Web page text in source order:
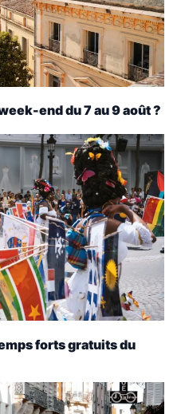
end du 7 au 9 août ?
forts gratuits du